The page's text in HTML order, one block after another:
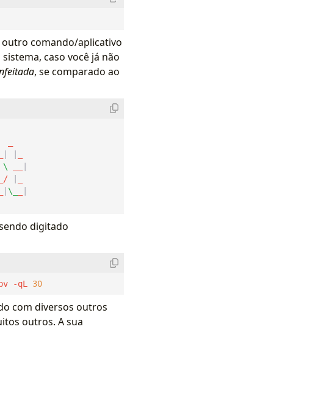
outro comando/aplicativo
caso você já não
, se comparado ao
| |
\
|
|
| \_
|
digitado
-qL 30
com diversos outros
outros. A sua